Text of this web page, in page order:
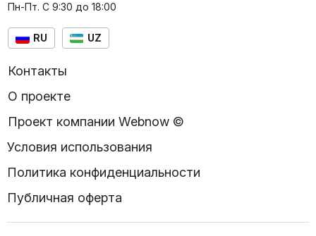
Пн-Пт. С 9:30 до 18:00
RU UZ
Контакты
О проекте
Проект компании Webnow ©
Условия использования
Политика конфиденциальности
Публичная оферта